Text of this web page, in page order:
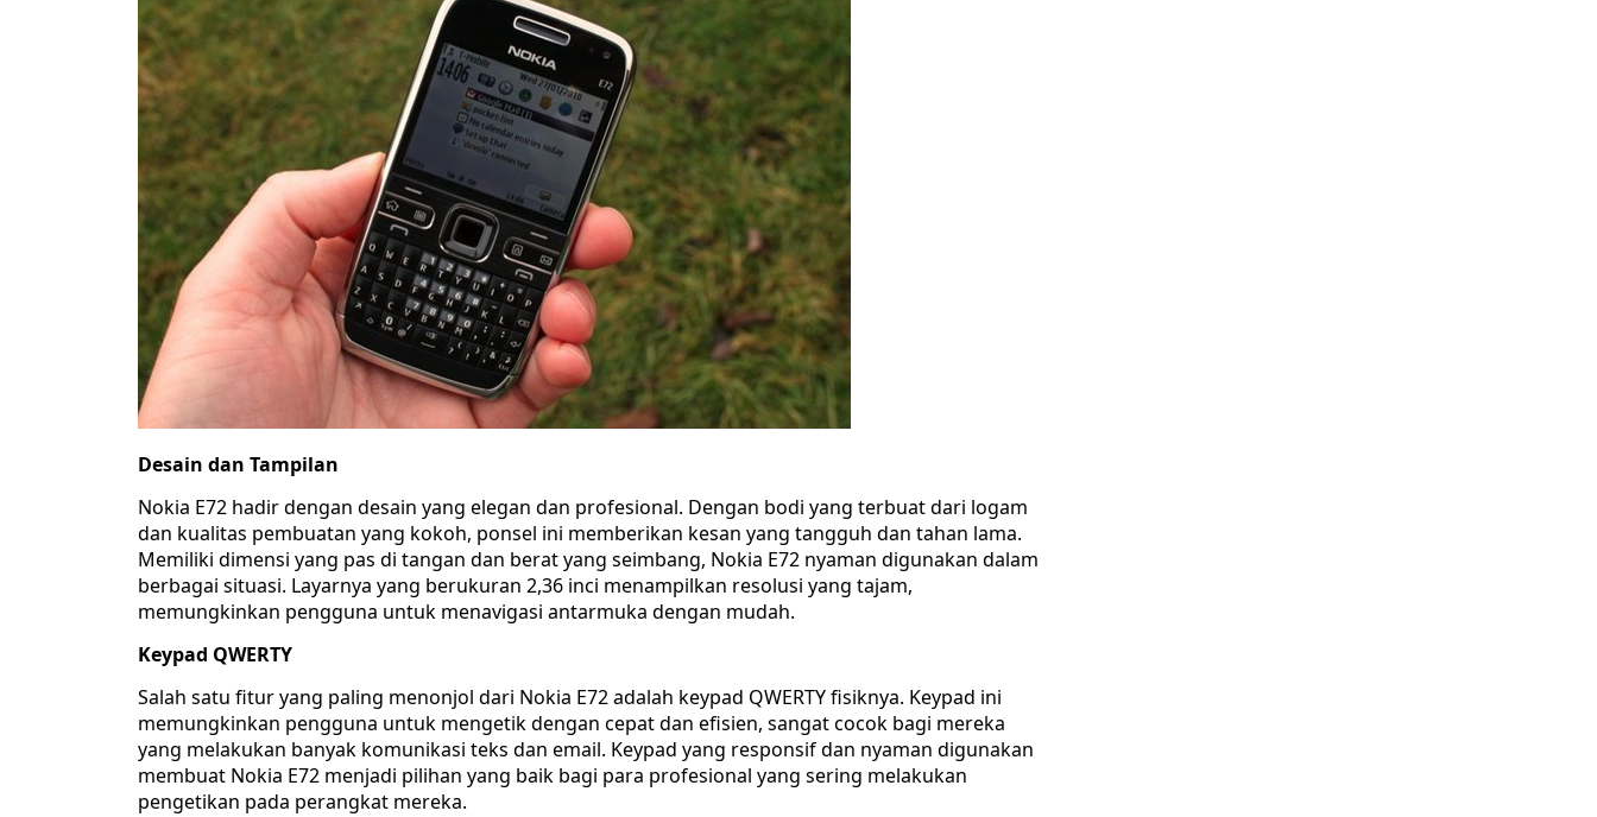
Desain dan Tampilan
Nokia E72 hadir dengan desain yang elegan dan profesional. Dengan bodi yang terbuat dari logam
dan kualitas pembuatan yang kokoh, ponsel ini memberikan kesan yang tangguh dan tahan lama.
Memiliki dimensi yang pas di tangan dan berat yang seimbang, Nokia E72 nyaman digunakan dalam
berbagai situasi. Layarnya yang berukuran 2,36 inci menampilkan resolusi yang tajam,
memungkinkan pengguna untuk menavigasi antarmuka dengan mudah.
Keypad QWERTY
Salah satu fitur yang paling menonjol dari Nokia E72 adalah keypad QWERTY fisiknya. Keypad ini
memungkinkan pengguna untuk mengetik dengan cepat dan efisien, sangat cocok bagi mereka
yang melakukan banyak komunikasi teks dan email. Keypad yang responsif dan nyaman digunakan
membuat Nokia E72 menjadi pilihan yang baik bagi para profesional yang sering melakukan
pengetikan pada perangkat mereka.